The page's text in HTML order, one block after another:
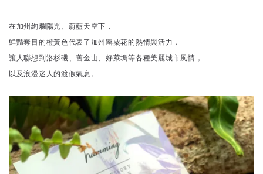
在加州絢爛陽光、蔚藍天空下，
鮮豔奪目的橙黃色代表了加州罌粟花的熱情與活力，
讓人聯想到洛杉磯、舊金山、好萊塢等各種美麗城市風情，
以及浪漫迷人的渡假氣息。